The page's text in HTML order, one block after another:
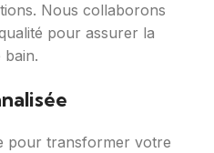
Nous collaborons
pour assurer la
bain.
pour transformer votre